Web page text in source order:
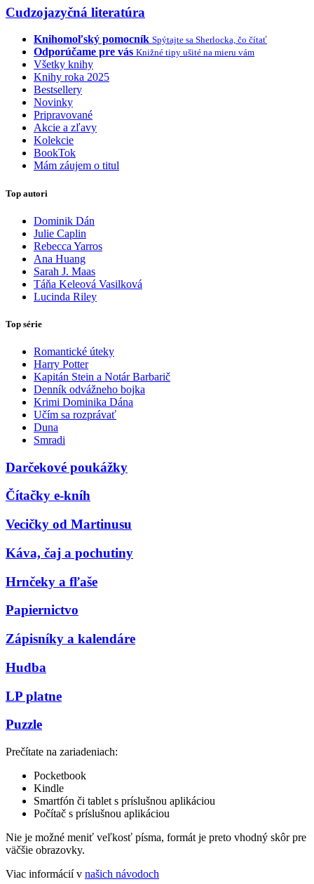
Cudzojazyčná literatúra
Knihomoľský pomocník Spýtajte sa Sherlocka, čo čítať
Odporúčame pre vás Knižné tipy ušité na mieru vám
Všetky knihy
Knihy roka 2025
Bestsellery
Novinky
Pripravované
Akcie a zľavy
Kolekcie
BookTok
Mám záujem o titul
Top autori
Dominik Dán
Julie Caplin
Rebecca Yarros
Ana Huang
Sarah J. Maas
Táňa Keleová Vasilková
Lucinda Riley
Top série
Romantické úteky
Harry Potter
Kapitán Stein a Notár Barbarič
Denník odvážneho bojka
Krimi Dominika Dána
Učím sa rozprávať
Duna
Smradi
Darčekové poukážky
Čítačky e-kníh
Vecičky od Martinusu
Káva, čaj a pochutiny
Hrnčeky a fľaše
Papiernictvo
Zápisníky a kalendáre
Hudba
LP platne
Puzzle
Prečítate na zariadeniach:
Pocketbook
Kindle
Smartfón či tablet s príslušnou aplikáciou
Počítač s príslušnou aplikáciou
Nie je možné meniť veľkosť písma, formát je preto vhodný skôr pre
väčšie obrazovky.
Viac informácií v našich návodoch